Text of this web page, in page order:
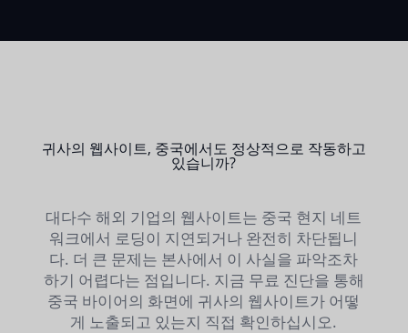
귀사의 웹사이트, 중국에서도 정상적으로 작동하고
있습니까?
대다수 해외 기업의 웹사이트는 중국 현지 네트
워크에서 로딩이 지연되거나 완전히 차단됩니
다. 더 큰 문제는 본사에서 이 사실을 파악조차
하기 어렵다는 점입니다. 지금 무료 진단을 통해
중국 바이어의 화면에 귀사의 웹사이트가 어떻
게 노출되고 있는지 직접 확인하십시오.